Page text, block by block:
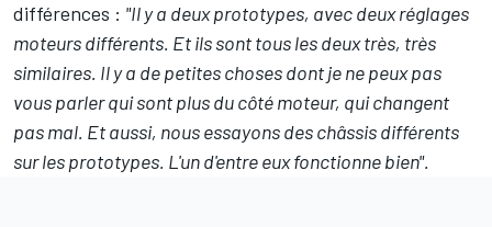
différences : "Il y a deux prototypes, avec deux réglages
moteurs différents. Et ils sont tous les deux très, très
similaires. Il y a de petites choses dont je ne peux pas
vous parler qui sont plus du côté moteur, qui changent
pas mal. Et aussi, nous essayons des châssis différents
sur les prototypes. L'un d'entre eux fonctionne bien".